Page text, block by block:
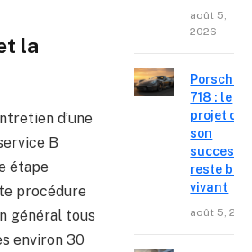
la
d’une
B
étape
procédure
général tous
environ 30
août 5,
2026
Porsche
718 : le
projet de
son
reste bien
vivant
août 5,